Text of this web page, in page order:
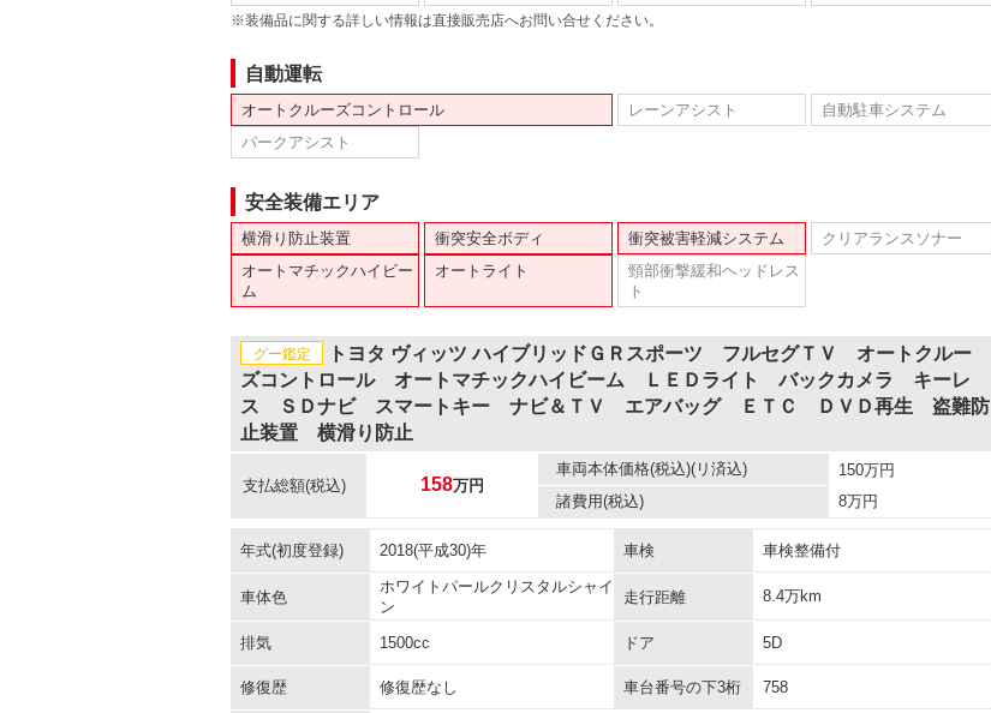
※装備品に関する詳しい情報は直接販売店へお問い合せください。
自動運転
オートクルーズコントロール レーンアシスト
自動駐車システム
パークアシスト
安全装備エリア
横滑り防止装置 衝突安全ボディ 衝突被害軽減システム
クリアランスソナー
オートマチックハイビー
ム
オートライト
頸部衝撃緩和ヘッドレス
ト
グー鑑定
トヨタ ヴィッツ ハイブリッドＧＲスポーツ フルセグＴＶ オートクルー
ズコントロール オートマチックハイビーム ＬＥＤライト バックカメラ キーレ
ス ＳＤナビ スマートキー ナビ＆ＴＶ エアバッグ ＥＴＣ ＤＶＤ再生 盗難防
止装置 横滑り防止
支払総額(税込) 158万円
車両本体価格(税込)(リ済込) 150万円
諸費用(税込) 8万円
年式(初度登録) 2018(平成30)年 車検 車検整備付
車体色
ホワイトパールクリスタルシャイ
ン
走行距離 8.4万km
排気 1500cc ドア 5D
修復歴 修復歴なし 車台番号の下3桁 758